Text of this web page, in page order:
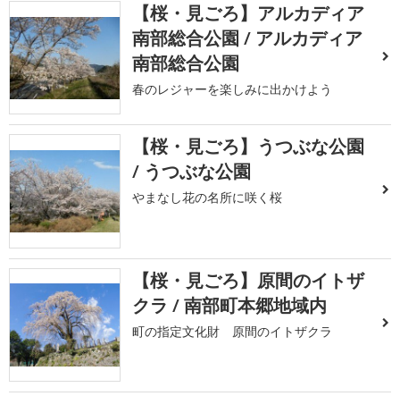
【桜・見ごろ】アルカディア
南部総合公園 / アルカディア
南部総合公園
春のレジャーを楽しみに出かけよう
【桜・見ごろ】うつぶな公園
/ うつぶな公園
やまなし花の名所に咲く桜
【桜・見ごろ】原間のイトザ
クラ / 南部町本郷地域内
町の指定文化財 原間のイトザクラ